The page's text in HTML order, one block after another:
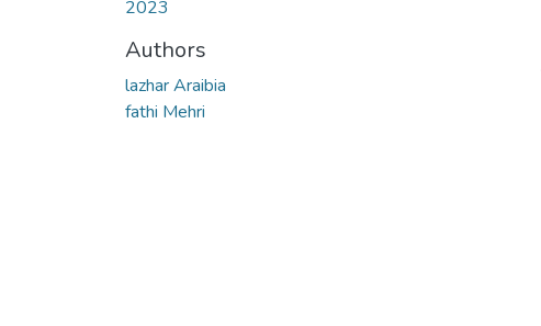
2023
Authors
lazhar Araibia
fathi Mehri